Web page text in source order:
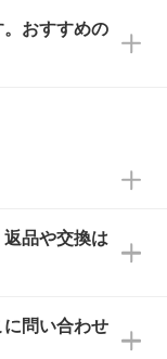
宛にメール
詳細は、
スタッフが
談くださ
スト、写真
に変換し
おすすめの
お客様の
色をご提
色の場合は
おりま
印刷をく
刷色が、柔
日祝日はお
合わせ
品や交換は
担当スタッ
問い合わせ